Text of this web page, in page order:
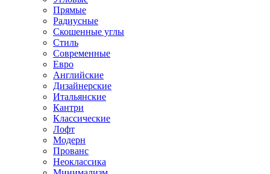
Прямые
Радиусные
Скошенные углы
Стиль
Современные
Евро
Английские
Дизайнерские
Итальянские
Кантри
Классические
Лофт
Модерн
Прованс
Неоклассика